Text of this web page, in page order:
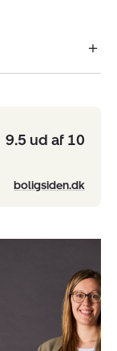
9.5 ud af 10
boligsiden.dk